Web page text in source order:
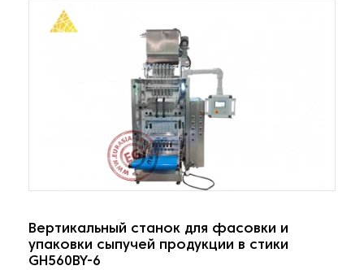
Вертикальный станок для фасовки и
упаковки сыпучей продукции в стики
GH560BY-6